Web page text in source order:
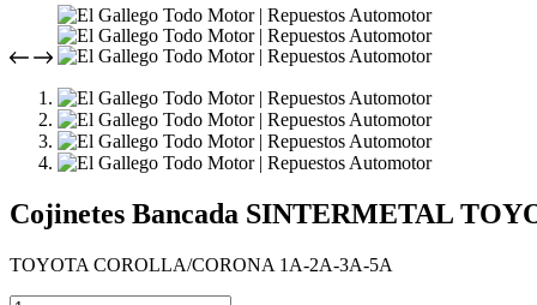
Cojinetes Bancada SINTERMETAL
TOYOTA COROLLA/CORONA 1A-2A-3A-5A